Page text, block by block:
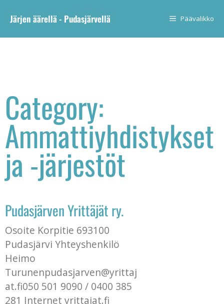
Järjen äärellä - Pudasjärvellä Päävalikko
Category:
Ammattiyhdistykset
ja -järjestöt
Pudasjärven Yrittäjät ry.
Osoite Korpitie 693100
Pudasjärvi Yhteyshenkilö
Heimo
Turunenpudasjarven@yrittaj
at.fi050 501 9090 / 0400 385
281 Internet yrittajat.fi